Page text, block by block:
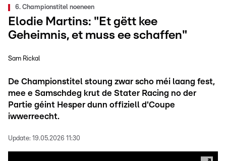
6. Championstitel noeneen
Elodie Martins: "Et gëtt kee
Geheimnis, et muss ee schaffen"
Sam Rickal
De Championstitel stoung zwar scho méi laang fest,
mee e Samschdeg krut de Stater Racing no der
Partie géint Hesper dunn offiziell d'Coupe
iwwerreecht.
Update: 19.05.2026 11:30